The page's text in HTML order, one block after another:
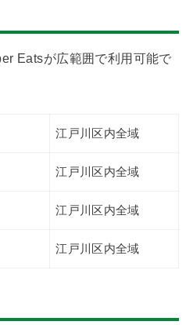
Eatsが広範囲で利用可能で
江戸川区内全域
江戸川区内全域
江戸川区内全域
江戸川区内全域